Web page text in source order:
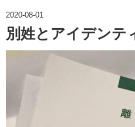
2020-08-01
別姓とアイデンテ